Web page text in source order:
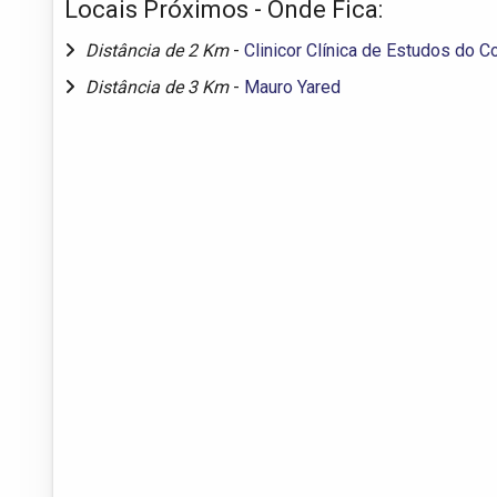
Locais Próximos - Onde Fica:
Distância de 2 Km - Clinicor Clínica de Estudos do
Distância de 3 Km - Mauro Yared